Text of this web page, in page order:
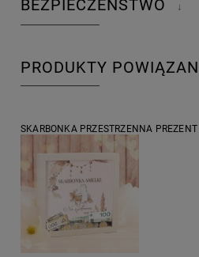
BEZPIECZEŃSTWO ↓
PRODUKTY
SKARBONKA PRZESTRZENNA